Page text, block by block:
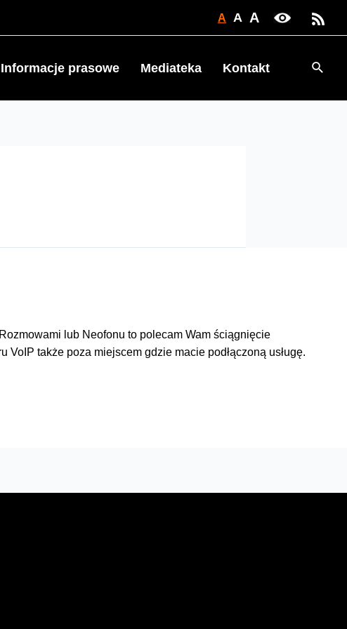
A A A
Informacje prasowe Mediateka Kontakt
lub Neofonu to polecam Wam ściągnięcie
także poza miejscem gdzie macie podłączoną usługę.